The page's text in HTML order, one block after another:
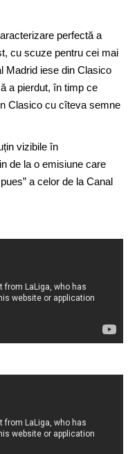
perfectă a
cu scuze pentru cei mai
Madrid iese din Clasico
a pierdut, în timp ce
Clasico cu cîteva semne
vizibile în
de la o emisiune care
a celor de la Canal